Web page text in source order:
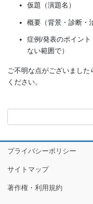
仮題（演題名）
概要（背景・診断・
症例/発表のポイント
ない範囲で）
ご不明な点がございまし
ください。
プライバシーポリシー
サイトマップ
著作権・利用規約